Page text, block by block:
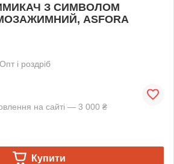
З СИМВОЛОМ
ASFORA
Опт і роздріб
на сайті — 3 000 ₴
Купити